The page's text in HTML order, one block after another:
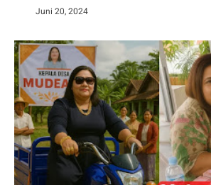
Juni 20, 2024